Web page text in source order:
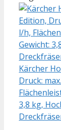
Kärcher
Druck:
3,8 kg,